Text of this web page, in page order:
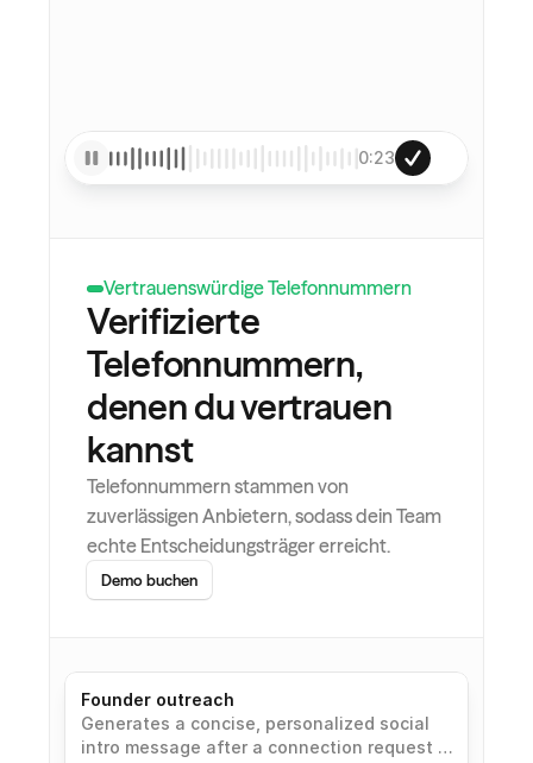
Founder outreach
Generates a concise, personalized social
intro message after a connection request is
0:23
Vertrauenswürdige Telefonnummern
Verifizierte
Telefonnummern,
denen du vertrauen
kannst
Telefonnummern stammen von
zuverlässigen Anbietern, sodass dein Team
echte Entscheidungsträger erreicht.
Demo buchen